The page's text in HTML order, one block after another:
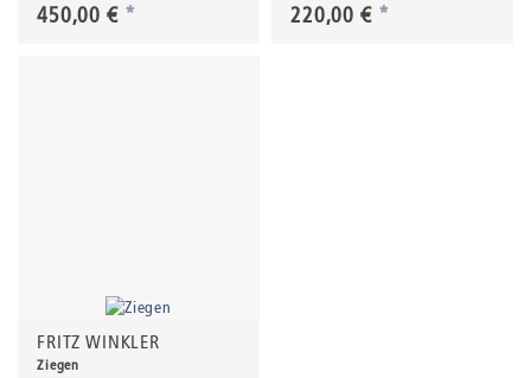
450,00 € * 220,00 € *
FRITZ WINKLER
Ziegen